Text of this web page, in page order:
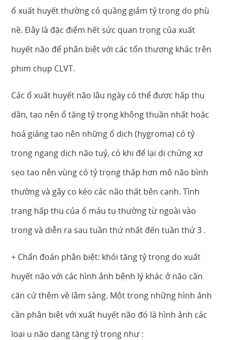
ổ xuất huyết thường có quầng giảm tỷ trọng do phù
nề. Đây là đặc điểm hết sức quan trọng của xuất
huyết não để phân biệt với các tổn thương khác trên
phim chụp CLVT.
Các ổ xuất huyết não lâu ngày có thể được hấp thu
dần, tạo nên ổ tăng tỷ trọng không thuần nhất hoặc
hoá giáng tạo nên những ổ dịch (hygroma) có tỷ
trọng ngang dịch não tuỷ, có khi để lại di chứng xơ
sẹo tạo nên vùng có tỷ trọng thấp hơn mô não bình
thường và gây co kéo các não thất bên cạnh. Tình
trạng hấp thu của ổ máu tụ thường từ ngoài vào
trong và diễn ra sau tuần thứ nhất đến tuần thứ 3 .
+ Chẩn đoán phân biệt: khối tăng tỷ trọng do xuất
huyết não với các hình ảnh bệnh lý khác ở não cần
căn cứ thêm về lâm sàng. Một trong những hình ảnh
cần phân biệt với xuất huyết não đó là hình ảnh các
loại u não dạng tăng tỷ trọng như :